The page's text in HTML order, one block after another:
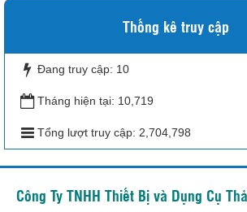
Thống kê truy cập
Đang truy cập: 10
Tháng hiện tại: 10,719
Tổng lượt truy cập: 2,704,798
Công Ty TNHH Thiết Bị và Dụng Cụ